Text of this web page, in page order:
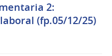
2:
(fp.05/12/25)